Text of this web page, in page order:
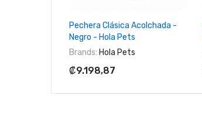
+ Agregar Al Carrito
Pechera Clásica Acolchada -
Negro - Hola Pets
Brands: Hola Pets
₡9.198,87